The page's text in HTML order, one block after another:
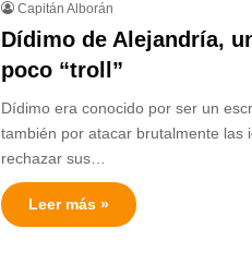
Capitán Alborán
Dídimo de Alejandría,
poco “troll”
Dídimo era conocido por ser un
también por atacar brutalmente las
rechazar sus…
Leer más »